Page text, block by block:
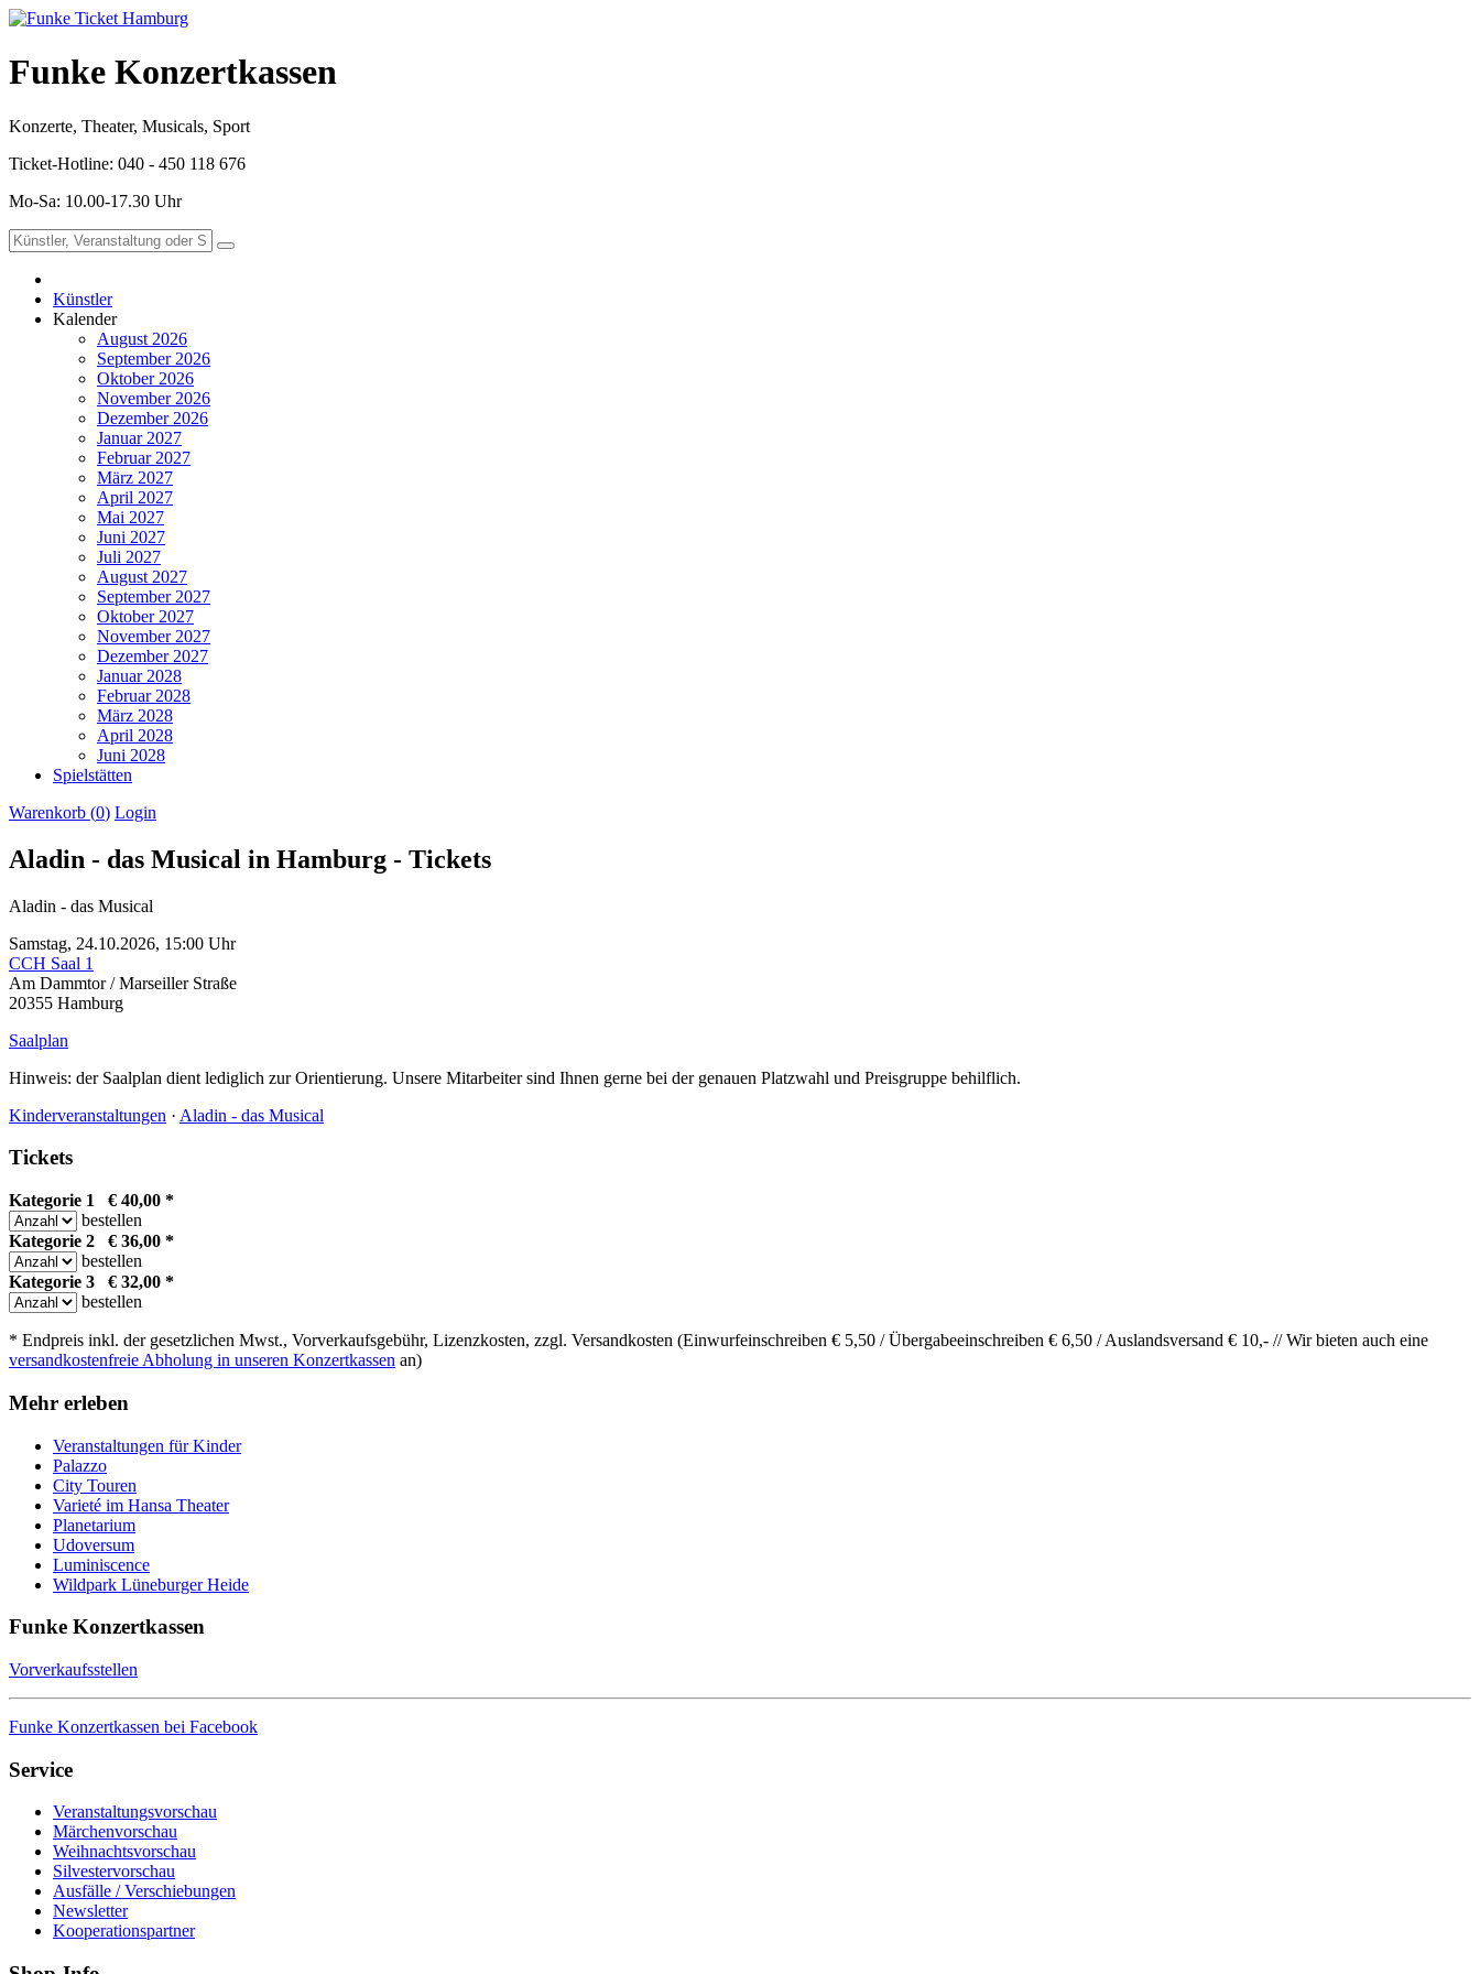
Funke Konzertkassen
Konzerte, Theater, Musicals, Sport
Ticket-Hotline: 040 - 450 118 676
Mo-Sa: 10.00-17.30 Uhr
Künstler
Kalender
August 2026
September 2026
Oktober 2026
November 2026
Dezember 2026
Januar 2027
Februar 2027
März 2027
April 2027
Mai 2027
Juni 2027
Juli 2027
August 2027
September 2027
Oktober 2027
November 2027
Dezember 2027
Januar 2028
Februar 2028
März 2028
April 2028
Juni 2028
Spielstätten
Warenkorb (0) Login
Aladin - das Musical in Hamburg - Tickets
Aladin - das Musical
Samstag, 24.10.2026, 15:00 Uhr
CCH Saal 1
Am Dammtor / Marseiller Straße
20355 Hamburg
Saalplan
Hinweis: der Saalplan dient lediglich zur Orientierung. Unsere Mitarbeiter sind Ihnen gerne bei der genauen Platzwahl und Preisgruppe behilflich.
Kinderveranstaltungen · Aladin - das Musical
Tickets
Kategorie 1 € 40,00 *
bestellen
Kategorie 2 € 36,00 *
bestellen
Kategorie 3 € 32,00 *
bestellen
* Endpreis inkl. der gesetzlichen Mwst., Vorverkaufsgebühr, Lizenzkosten, zzgl. Versandkosten (Einwurfeinschreiben € 5,50 / Übergabeeinschreiben € 6,50 / Auslandsversand € 10,- // Wir bieten auch eine
versandkostenfreie Abholung in unseren Konzertkassen an)
Mehr erleben
Veranstaltungen für Kinder
Palazzo
City Touren
Varieté im Hansa Theater
Planetarium
Udoversum
Luminiscence
Wildpark Lüneburger Heide
Funke Konzertkassen
Vorverkaufsstellen
Funke Konzertkassen bei Facebook
Service
Veranstaltungsvorschau
Märchenvorschau
Weihnachtsvorschau
Silvestervorschau
Ausfälle / Verschiebungen
Newsletter
Kooperationspartner